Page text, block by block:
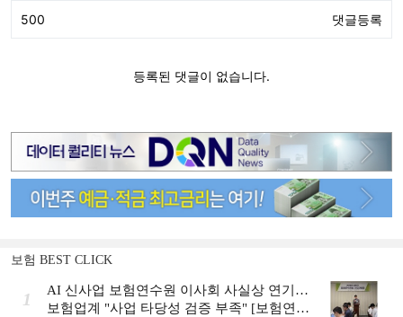
보험 BEST CLICK
1
AI 신사업 보험연수원 이사회 사실상 연기…
보험업계 "사업 타당성 검증 부족" [보험연수